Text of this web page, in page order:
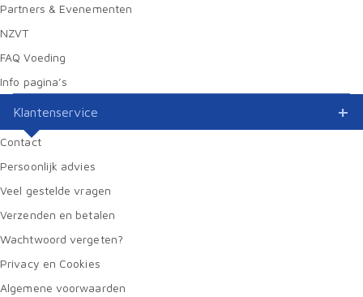
Partners & Evenementen
NZVT
FAQ Voeding
Info pagina’s
Klantenservice
Contact
Persoonlijk advies
Veel gestelde vragen
Verzenden en betalen
Wachtwoord vergeten?
Privacy en Cookies
Algemene voorwaarden